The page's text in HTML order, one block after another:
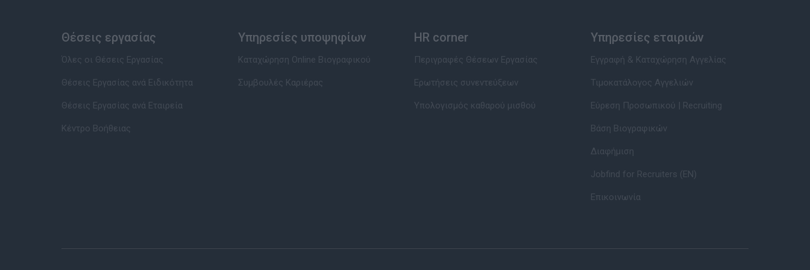
Θέσεις εργασίας
Όλες οι Θέσεις Εργασίας
Θέσεις Εργασίας ανά Ειδικότητα
Θέσεις Εργασίας ανά Εταιρεία
Κέντρο Βοήθειας
Υπηρεσίες υποψηφίων
Καταχώρηση Online Βιογραφικού
Συμβουλές Καριέρας
HR corner
Περιγραφές Θέσεων Εργασίας
Ερωτήσεις συνεντεύξεων
Υπολογισμός καθαρού μισθού
Υπηρεσίες εταιριών
Εγγραφή & Καταχώρηση Αγγελίας
Τιμοκατάλογος Αγγελιών
Εύρεση Προσωπικού | Recruiting
Βάση Βιογραφικών
Διαφήμιση
Jobfind for Recruiters (EN)
Επικοινωνία